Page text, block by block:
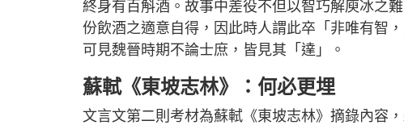
終身有百斛酒。故事中差役不但以智巧解庾冰之
份飲酒之適意自得，因此時人謂此卒「非唯有智
可見魏晉時期不論士庶，皆見其「達」。
蘇軾《東坡志林》：何必更埋
文言文第二則考材為蘇軾《東坡志林》摘錄內容